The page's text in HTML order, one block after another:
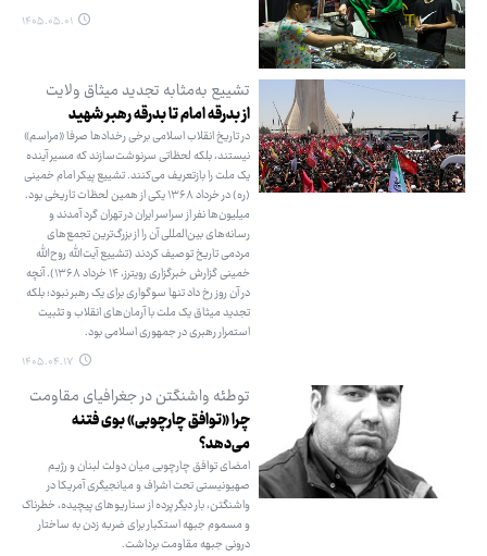
۱۴۰۵.۰۵.۰۱
تشییع به‌مثابه تجدید میثاق ولایت
از بدرقه امام تا بدرقه رهبر شهید
در تاریخ انقلاب اسلامی برخی رخدادها صرفا «مراسم»
نیستند، بلکه لحظاتی سرنوشت‌سازند که مسیر آینده
یک ملت را بازتعریف می‌کنند. تشییع پیکر امام خمینی
(ره) در خرداد ۱۳۶۸ یکی از همین لحظات تاریخی بود.
میلیون‌ها نفر از سراسر ایران در تهران گرد آمدند و
رسانه‌های بین‌المللی آن را از بزرگ‌ترین تجمع‌های
مردمی تاریخ توصیف کردند (تشییع آیت‌الله روح‌الله
خمینی گزارش خبرگزاری رویترز، ۱۴ خرداد ۱۳۶۸). آنچه
در آن روز رخ داد تنها سوگواری برای یک رهبر نبود؛ بلکه
تجدید میثاق یک ملت با آرمان‌های انقلاب و تثبیت
استمرار رهبری در جمهوری اسلامی بود.
۱۴۰۵.۰۴.۱۷
توطئه واشنگتن در جغرافیای مقاومت
چرا «توافق چارچوبی» بوی فتنه
می‌دهد؟
امضای توافق چارچوبی میان دولت لبنان و رژیم
صهیونیستی تحت اشراف و میانجیگری آمریکا در
واشنگتن، بار دیگر پرده از سناریوهای پیچیده، خطرناک
و مسموم جبهه استکبار برای ضربه زدن به ساختار
درونی جبهه مقاومت برداشت.